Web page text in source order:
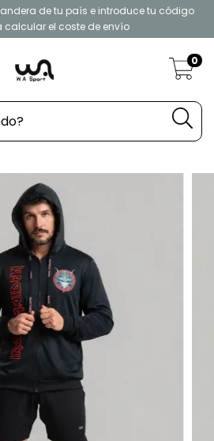
bandera de tu país e introduce tu código
calcular el coste de envío
0